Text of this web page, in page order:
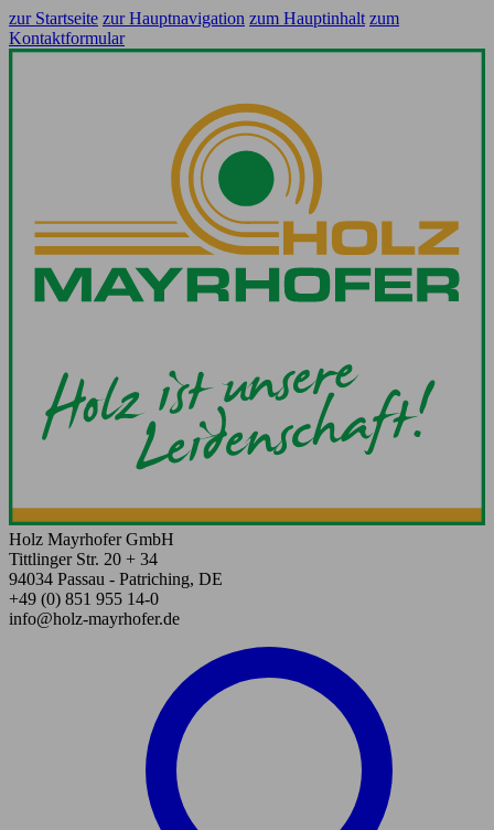
zur Startseite zur Hauptnavigation zum Hauptinhalt zum
Kontaktformular
Holz Mayrhofer GmbH
Tittlinger Str. 20 + 34
94034 Passau - Patriching, DE
+49 (0) 851 955 14-0
info@holz-mayrhofer.de